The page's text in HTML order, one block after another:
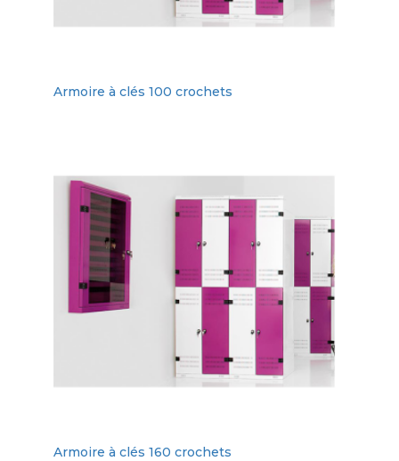
Armoire à clés 100 crochets
Armoire à clés 160 crochets